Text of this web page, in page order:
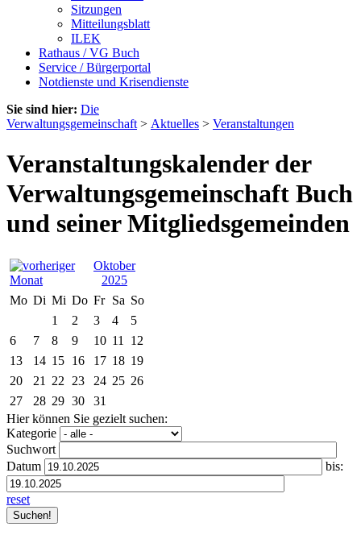
Sitzungen
Mitteilungsblatt
ILEK
Rathaus / VG Buch
Service / Bürgerportal
Notdienste und Krisendienste
Sie sind hier: Die
Verwaltungsgemeinschaft > Aktuelles > Veranstaltungen
Veranstaltungskalender der
Verwaltungsgemeinschaft Buch
und seiner Mitgliedsgemeinden
Oktober
2025
Mo Di Mi Do Fr Sa So
1
2 3 4
5
6
7 8 9 10 11
12
13
14 15 16 17 18 19
20
21 22 23 24 25 26
27
28 29 30
31
Hier können Sie gezielt suchen:
Kategorie
Suchwort
Datum
bis:
reset